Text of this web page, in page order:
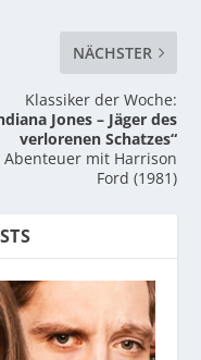
NÄCHSTER
Klassiker der Woche:
Jones – Jäger des
verlorenen Schatzes“
Abenteuer mit Harrison
Ford (1981)